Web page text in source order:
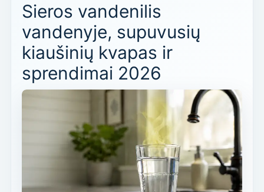
Sieros vandenilis
vandenyje, supuvusių
kiaušinių kvapas ir
sprendimai 2026